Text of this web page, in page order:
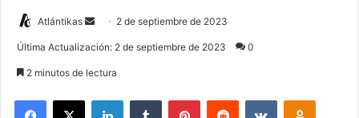
Atlántikas
d
a
2 de septiembre de 2023
Última Actualización: 2 de septiembre de 2023 0
2 minutos de lectura